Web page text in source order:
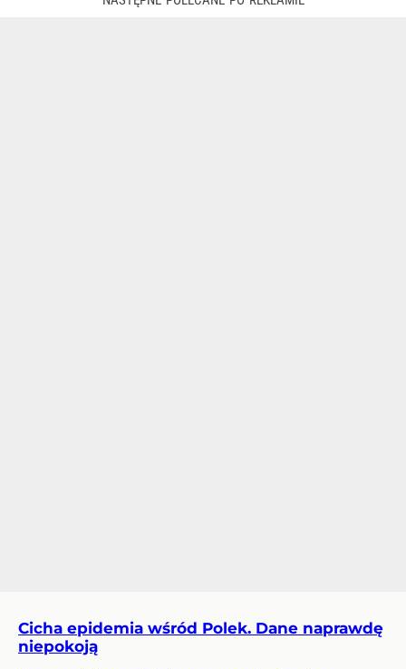
Cicha epidemia wśród Polek. Dane naprawdę
niepokoją